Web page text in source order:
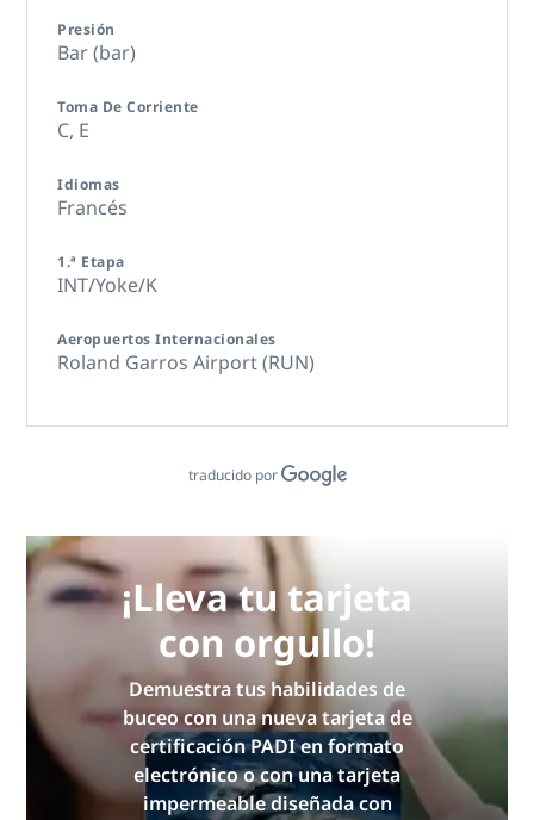
Presión
Bar (bar)
Toma De Corriente
C, E
Idiomas
Francés
1.ª Etapa
INT/Yoke/K
Aeropuertos Internacionales
Roland Garros Airport (RUN)
traducido por
¡Lleva tu tarjeta
con orgullo!
Demuestra tus habilidades de
buceo con una nueva tarjeta de
certificación PADI en formato
electrónico o con una tarjeta
impermeable diseñada con